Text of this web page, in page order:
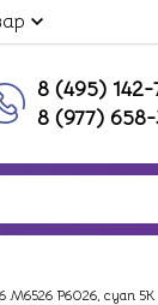
8 (495)
8 (977)
M6526 P6026, cyan 5K